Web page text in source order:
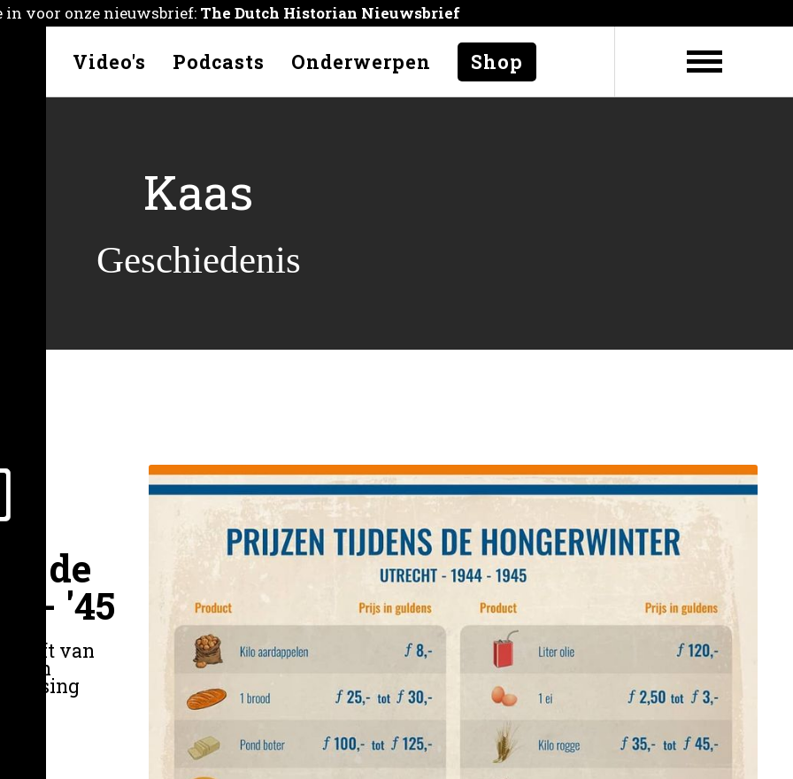
in voor onze nieuwsbrief: The Dutch Historian Nieuwsbrief
Video's Podcasts Onderwerpen Shop
Kaas
Geschiedenis
de
- '45
helft van